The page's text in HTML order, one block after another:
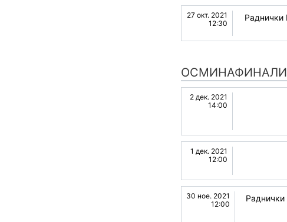
27 окт. 2021
12:30
Раднички
ОСМИНАФИНАЛИ
2 дек. 2021
14:00
1 дек. 2021
12:00
30 ное. 2021
12:00
Раднички